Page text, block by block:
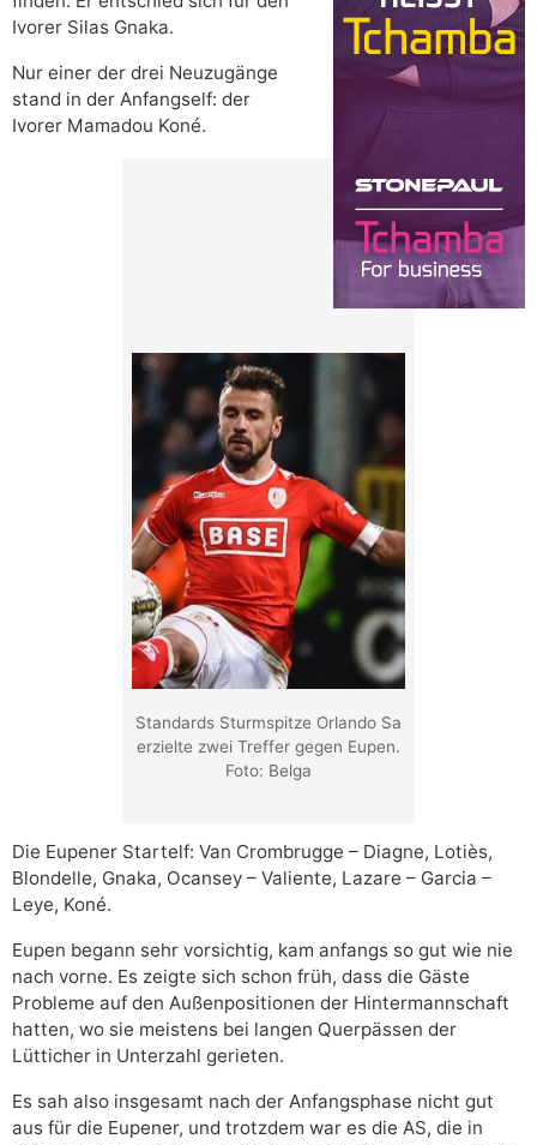
Ivorer Silas Gnaka.
Nur einer der drei Neuzugänge
stand in der Anfangself: der
Ivorer Mamadou Koné.
Standards Sturmspitze Orlando Sa
erzielte zwei Treffer gegen Eupen.
Foto: Belga
Die Eupener Startelf: Van Crombrugge – Diagne, Lotiès,
Blondelle, Gnaka, Ocansey – Valiente, Lazare – Garcia –
Leye, Koné.
Eupen begann sehr vorsichtig, kam anfangs so gut wie nie
nach vorne. Es zeigte sich schon früh, dass die Gäste
Probleme auf den Außenpositionen der Hintermannschaft
hatten, wo sie meistens bei langen Querpässen der
Lütticher in Unterzahl gerieten.
Es sah also insgesamt nach der Anfangsphase nicht gut
aus für die Eupener, und trotzdem war es die AS, die in